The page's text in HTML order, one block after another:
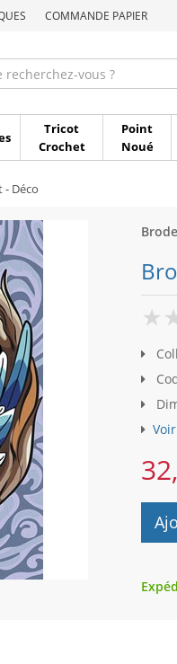
COMMANDE PAPIER
Tricot
Crochet
Point
Noué
- Déco